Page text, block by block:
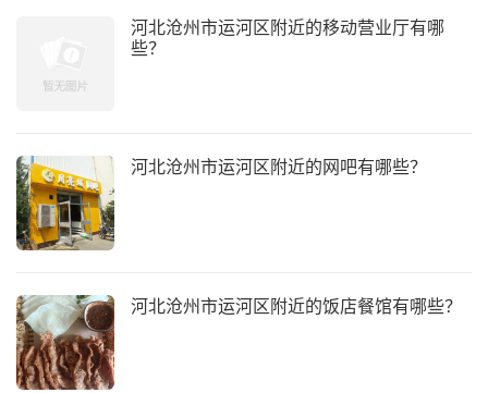
河北沧州市运河区附近的移动营业厅有哪
些？
河北沧州市运河区附近的网吧有哪些？
河北沧州市运河区附近的饭店餐馆有哪些？